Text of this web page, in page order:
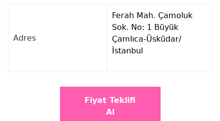
Adres
Ferah Mah. Çamoluk
Sok. No: 1 Büyük
Çamlıca-Üsküdar/
İstanbul
Fiyat Teklifi
Al